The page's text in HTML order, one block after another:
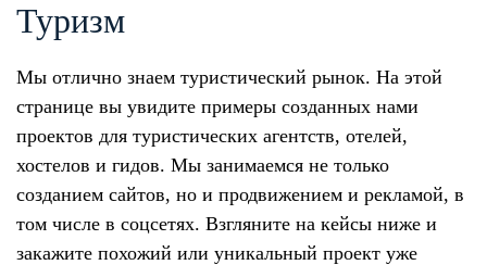
Туризм
Мы отлично знаем туристический рынок. На этой
странице вы увидите примеры созданных нами
проектов для туристических агентств, отелей,
хостелов и гидов. Мы занимаемся не только
созданием сайтов, но и продвижением и рекламой, в
том числе в соцсетях. Взгляните на кейсы ниже и
закажите похожий или уникальный проект уже